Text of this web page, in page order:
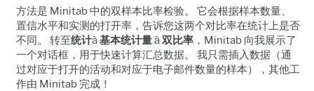
方法是 Minitab中的双样本比率检验。
它会根据样本数量、
置信水平和实测的打开率，告诉您这两个对比率在统计上是否
不同。
转至统计à基本统计量à双比率 ， Minitab 向我展示了
一个对话框，用于快速计算汇总数据。
我只需插入数据（通
过对应于打开的活动和对应于电子邮件数量的样本），其他工
作由 Minitab 完成！